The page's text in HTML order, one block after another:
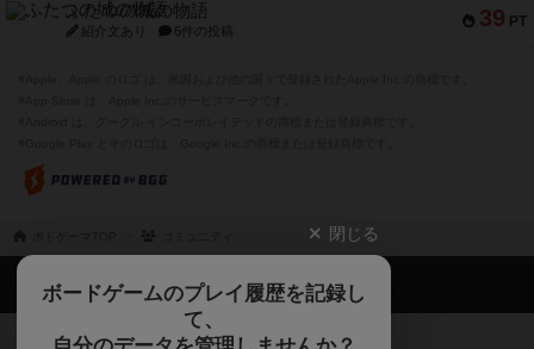
39 PT
ふたつの城の物語
紹介文あり 6件の投稿
閉じる
ボードゲームのプレイ履歴を記録し
て、
ボドゲーマTOP
ボードゲームを検索する